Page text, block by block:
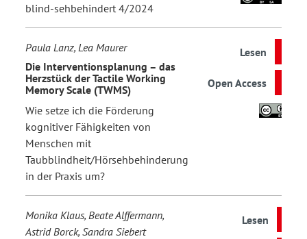
blind-sehbehindert 4/2024
Paula Lanz, Lea Maurer
Die Interventionsplanung – das
Herzstück der Tactile Working
Memory Scale (TWMS)
Wie setze ich die Förderung
kognitiver Fähigkeiten von
Menschen mit
Taubblindheit/Hörsehbehinderung
in der Praxis um?
Lesen
Open Access
Monika Klaus, Beate Alffermann,
Astrid Borck, Sandra Siebert
Lesen